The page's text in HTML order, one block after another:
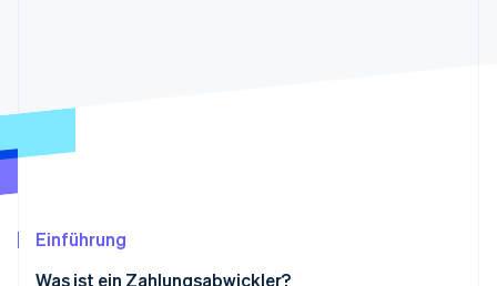
CO₂-Entnahme
Identity
Einführung
Was ist ein Zahlungsabwickler?